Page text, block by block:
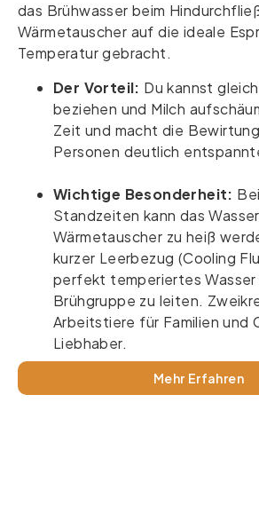
das Brühwasser beim
Wärmetauscher auf die ideale
Temperatur gebracht.
Der Vorteil: Du kannst
beziehen und Milch
Zeit und macht die
Personen deutlich
Wichtige Besonderheit:
Standzeiten kann das
Wärmetauscher zu heiß
kurzer Leerbezug (Cooling
perfekt temperiertes Wasser
Brühgruppe zu leiten.
Arbeitstiere für Familien und
Liebhaber.
Mehr Erfahren